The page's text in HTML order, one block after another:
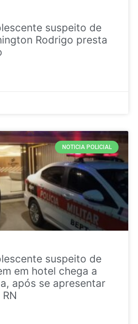
suspeito de
Rodrigo presta
NOTICIA POLICIAL
suspeito de
em hotel chega a
após se apresentar